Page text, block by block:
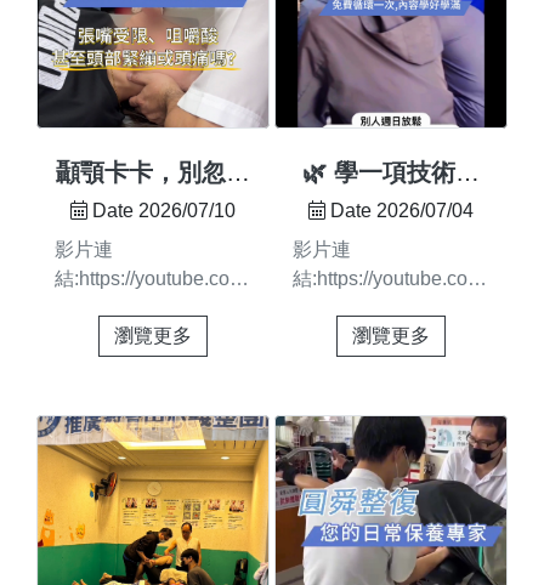
顳顎卡卡，別忽略
身體給你的訊號
Date 2026/07/10
影片連
結:https://youtube.com/shorts/UMLBtU8Dtbc?
服，不一定只發生在表
日常習慣、姿勢、使用
方式，都可能影響身體
各部位之間的協調 🔄
所以在圓舜，我們重視
的不只是單一部位，而
是透過整體觀察，了解
瀏覽更多
🌿 學一項技術，
最重要的不是上過
正學會如何運用
Date 2026/07/04
影片連
結:https://youtube.com/
位學員都能按照自己的
為錯過課程而放棄📚
我們採用 單元式教學
隨時都可以加入課程，
讓學習更有彈性課程
中，老師會一步一步帶
領實作從基礎觀念到安
瀏覽更多